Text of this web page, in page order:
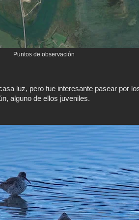
Puntos de observación
luz, pero fue interesante pasear por
alguno de ellos juveniles.